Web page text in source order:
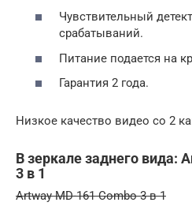
Чувствительный
срабатываний.
Питание подается на
Гарантия 2 года.
Низкое качество видео со 2
В зеркале заднего вида:
3 в 1
Artway MD-161 Combo 3 в 1